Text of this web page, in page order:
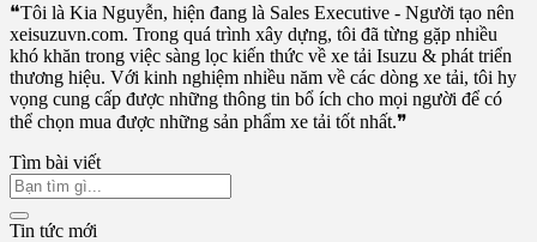
❝Tôi là Kia Nguyễn, hiện đang là Sales Executive - Người tạo nên
xeisuzuvn.com. Trong quá trình xây dựng, tôi đã từng gặp nhiều
khó khăn trong việc sàng lọc kiến thức về xe tải Isuzu & phát triển
thương hiệu. Với kinh nghiệm nhiều năm về các dòng xe tải, tôi hy
vọng cung cấp được những thông tin bổ ích cho mọi người để có
thể chọn mua được những sản phẩm xe tải tốt nhất.❞
Tìm bài viết
Tin tức mới